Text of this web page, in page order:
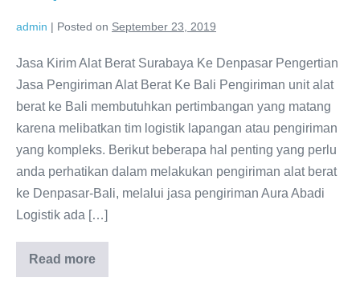
admin | Posted on September 23, 2019
Jasa Kirim Alat Berat Surabaya Ke Denpasar Pengertian
Jasa Pengiriman Alat Berat Ke Bali Pengiriman unit alat
berat ke Bali membutuhkan pertimbangan yang matang
karena melibatkan tim logistik lapangan atau pengiriman
yang kompleks. Berikut beberapa hal penting yang perlu
anda perhatikan dalam melakukan pengiriman alat berat
ke Denpasar-Bali, melalui jasa pengiriman Aura Abadi
Logistik ada […]
Read morePengiriman
Alat